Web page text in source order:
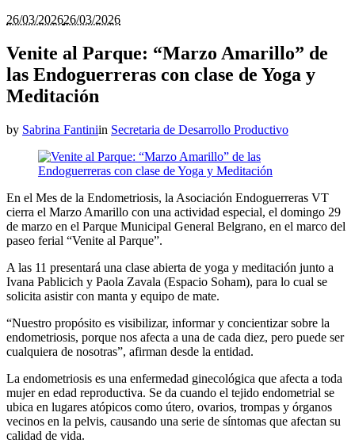
26/03/202626/03/2026
Venite al Parque: “Marzo Amarillo” de
las Endoguerreras con clase de Yoga y
Meditación
by Sabrina Fantiniin Secretaria de Desarrollo Productivo
En el Mes de la Endometriosis, la Asociación Endoguerreras VT
cierra el Marzo Amarillo con una actividad especial, el domingo 29
de marzo en el Parque Municipal General Belgrano, en el marco del
paseo ferial “Venite al Parque”.
A las 11 presentará una clase abierta de yoga y meditación junto a
Ivana Pablicich y Paola Zavala (Espacio Soham), para lo cual se
solicita asistir con manta y equipo de mate.
“Nuestro propósito es visibilizar, informar y concientizar sobre la
endometriosis, porque nos afecta a una de cada diez, pero puede ser
cualquiera de nosotras”, afirman desde la entidad.
La endometriosis es una enfermedad ginecológica que afecta a toda
mujer en edad reproductiva. Se da cuando el tejido endometrial se
ubica en lugares atópicos como útero, ovarios, trompas y órganos
vecinos en la pelvis, causando una serie de síntomas que afectan su
calidad de vida.